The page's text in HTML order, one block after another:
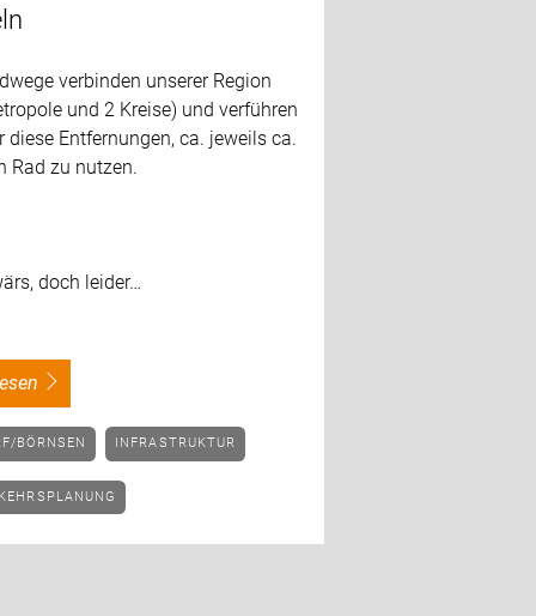
verbinden unserer Region
und 2 Kreise) und verführen
diese Entfernungen, ca. jeweils ca.
Rad zu nutzen.
doch leider…
BÖRNSEN INFRASTRUKTUR